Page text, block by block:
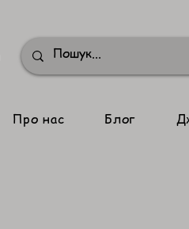
Про нас Блог